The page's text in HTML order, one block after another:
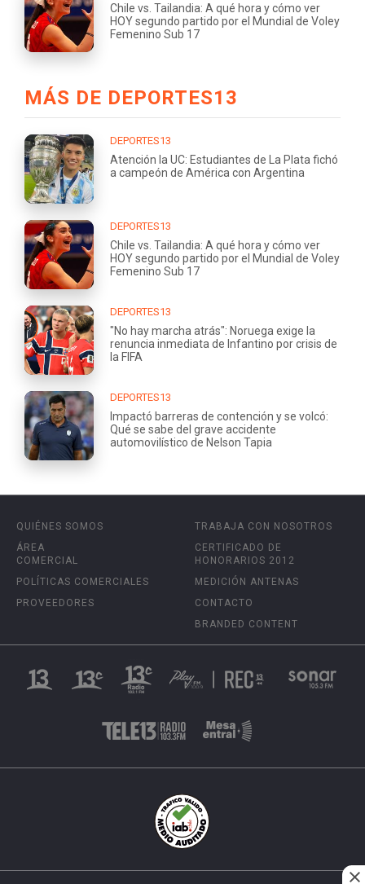
Chile vs. Tailandia: A qué hora y cómo ver
HOY segundo partido por el Mundial de Voley
Femenino Sub 17
MÁS DE DEPORTES13
DEPORTES13
Atención la UC: Estudiantes de La Plata fichó
a campeón de América con Argentina
DEPORTES13
Chile vs. Tailandia: A qué hora y cómo ver
HOY segundo partido por el Mundial de Voley
Femenino Sub 17
DEPORTES13
"No hay marcha atrás": Noruega exige la
renuncia inmediata de Infantino por crisis de
la FIFA
DEPORTES13
Impactó barreras de contención y se volcó:
Qué se sabe del grave accidente
automovilístico de Nelson Tapia
QUIÉNES SOMOS
ÁREA
COMERCIAL
POLÍTICAS COMERCIALES
PROVEEDORES
TRABAJA CON NOSOTROS
CERTIFICADO DE
HONORARIOS 2012
MEDICIÓN ANTENAS
CONTACTO
BRANDED CONTENT